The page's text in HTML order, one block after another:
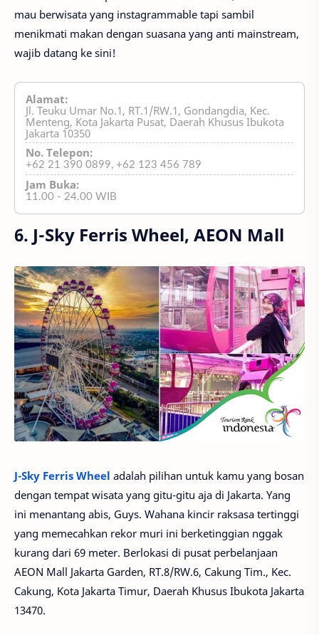
mau berwisata yang instagrammable tapi sambil
menikmati makan dengan suasana yang anti mainstream,
wajib datang ke sini!
Alamat:
Jl. Teuku Umar No.1, RT.1/RW.1, Gondangdia, Kec.
Menteng, Kota Jakarta Pusat, Daerah Khusus Ibukota
Jakarta 10350
No. Telepon:
+62 21 390 0899, +62 123 456 789
Jam Buka:
11.00 - 24.00 WIB
6. J-Sky Ferris Wheel, AEON Mall
J-Sky Ferris Wheel adalah pilihan untuk kamu yang bosan
dengan tempat wisata yang gitu-gitu aja di Jakarta. Yang
ini menantang abis, Guys. Wahana kincir raksasa tertinggi
yang memecahkan rekor muri ini berketinggian nggak
kurang dari 69 meter. Berlokasi di pusat perbelanjaan
AEON Mall Jakarta Garden, RT.8/RW.6, Cakung Tim., Kec.
Cakung, Kota Jakarta Timur, Daerah Khusus Ibukota Jakarta
13470.